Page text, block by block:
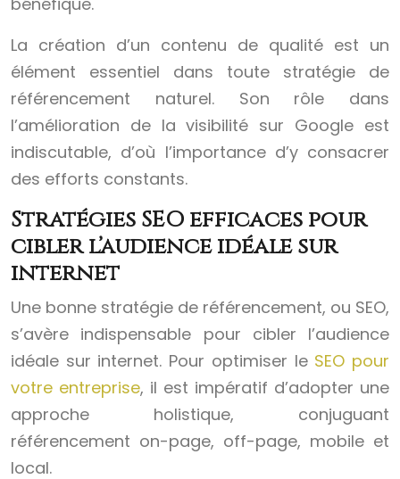
La création d’un contenu de qualité est un
élément essentiel dans toute stratégie de
référencement naturel. Son rôle dans
l’amélioration de la visibilité sur Google est
indiscutable, d’où l’importance d’y consacrer
des efforts constants.
Stratégies SEO efficaces pour
cibler l’audience idéale sur
internet
Une bonne stratégie de référencement, ou SEO,
s’avère indispensable pour cibler l’audience
idéale sur internet. Pour optimiser le SEO pour
votre entreprise, il est impératif d’adopter une
approche holistique, conjuguant
référencement on-page, off-page, mobile et
local.